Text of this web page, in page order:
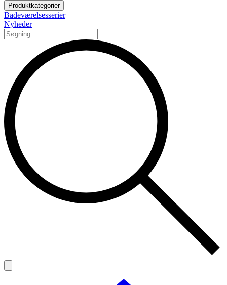
Produktkategorier
Badeværelsesserier
Nyheder